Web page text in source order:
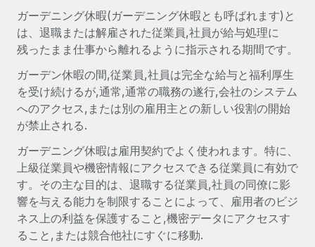
契約社員管理
世界中の契約社員をオンボーディングし、管理
PEO
複雑な雇用関連業務を外部委託
Remote統合
人事機能をワークフローにシームレスに統合する
プラットフォーム
チームのための人事の基本機能を内蔵
Remoteを他社と比較
他社と比較した、当社の強みを確認する
成長の段階
スタートアップ
成長中の企業向けのアジャイルなグローバルHR・給与処理ソ
ミッドマーケット
カスタマイズされた人事ソリューションでチームを拡大する
企業
大企業向けのグローバルHR
各国の総従業員コストを計算する
契約社員の報酬計算ツール
グローバルな契約社員向けに、通貨オプションと支払スピー
ドを確認する
REMOTEで学習
リサーチおよびガイド
活用事例
HR用語集
チェックリストおよびテンプレート
English
Nederlands
Français
Deutsch
Español
Italiano
Português (Portugal)
ガーデニング休暇(ガーデニング休暇とも呼ばれます)と
は、退職または解雇された従業員,社員が給与処理に
残ったまま仕事から離れるように指示される期間です。
ガーデン休暇の間,従業員,社員は完全な給与と福利厚生
を受け続けるが,通常,通常の職務の遂行,会社のシステム
へのアクセス,または別の雇用主との新しい役割の開始
が禁止される.
ガーデニング休暇は雇用契約でよく使われます。特に、
上級従業員や機密情報にアクセスできる従業員に有効で
す。その主な目的は、退職する従業員,社員の同僚に影
響を与える能力を制限することによって、雇用者のビジ
ネス上の利益を保護すること,機密データにアクセスす
ること,または競合他社にすぐに移動.